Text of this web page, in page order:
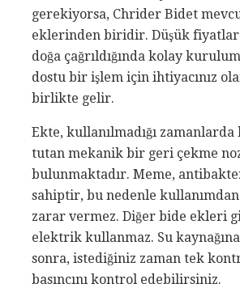
gerekiyorsa, Chrider Bidet
eklerinden biridir. Düşük
doğa çağrıldığında kolay
dostu bir işlem için ihtiyacınız
birlikte gelir.
Ekte, kullanılmadığı
tutan mekanik bir geri çekme
bulunmaktadır. Meme,
sahiptir, bu nedenle
zarar vermez. Diğer bide ekleri
elektrik kullanmaz. Su
sonra, istediğiniz zaman tek
basıncını kontrol edebilirsiniz.